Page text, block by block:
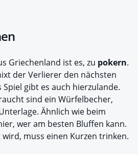
Griechenland ist es, zu pokern.
der Verlierer den nächsten
Spiel gibt es auch hierzulande.
sind ein Würfelbecher,
Ähnlich wie beim
wer am besten Bluffen kann.
muss einen Kurzen trinken.